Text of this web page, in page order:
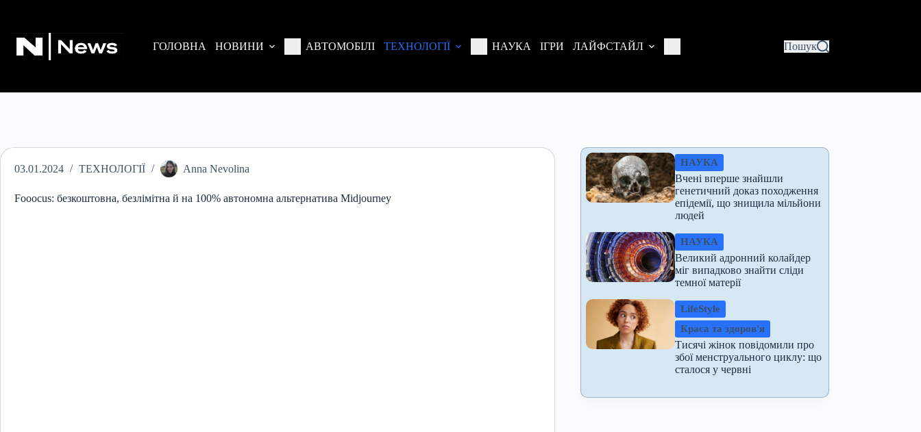
д
с
ГОЛОВНА НОВИНИ АВТОМОБІЛІ ТЕХНОЛОГІЇ НАУКА ІГРИ ЛАЙФСТАЙЛ Пошук
03.01.2024 ТЕХНОЛОГІЇ Anna Nevolina
Fooocus: безкоштовна, безлімітна й на 100% автономна альтернатива Midjourney
НАУКА
Вчені вперше знайшли
генетичний доказ походження
епідемії, що знищила мільйони
людей
НАУКА
Великий адронний колайдер
міг випадково знайти сліди
темної матерії
LifeStyle
Краса та здоров'я
Тисячі жінок повідомили про
збої менструального циклу: що
сталося у червні